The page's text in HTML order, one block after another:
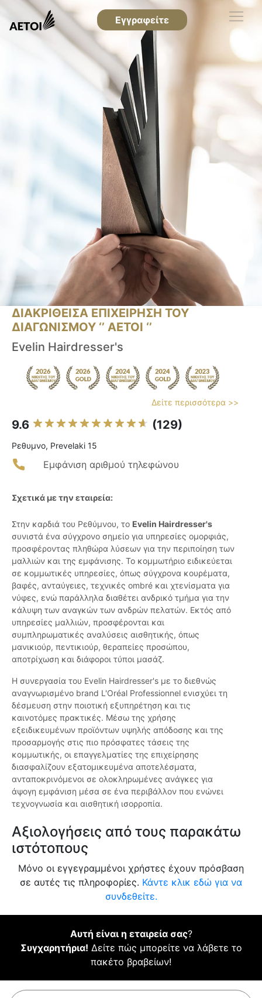
Εγγραφείτε
ΔΙΑΚΡΙΘΕΙΣΑ ΕΠΙΧΕΙΡΗΣΗ ΤΟΥ
ΔΙΑΓΩΝΙΣΜΟΥ ‘’ ΑΕΤΟΙ ‘’
Evelin Hairdresser's
Δείτε περισσότερα >>
9.6 (129)
Ρεθυμνο, Prevelaki 15
Εμφάνιση αριθμού τηλεφώνου
Σχετικά με την εταιρεία:
Στην καρδιά του Ρεθύμνου, το Evelin Hairdresser's
συνιστά ένα σύγχρονο σημείο για υπηρεσίες ομορφιάς,
προσφέροντας πληθώρα λύσεων για την περιποίηση των
μαλλιών και της εμφάνισης. Το κομμωτήριο ειδικεύεται
σε κομμωτικές υπηρεσίες, όπως σύγχρονα κουρέματα,
βαφές, ανταύγειες, τεχνικές ombré και χτενίσματα για
νύφες, ενώ παράλληλα διαθέτει ανδρικό τμήμα για την
κάλυψη των αναγκών των ανδρών πελατών. Εκτός από
υπηρεσίες μαλλιών, προσφέρονται και
συμπληρωματικές αναλύσεις αισθητικής, όπως
μανικιούρ, πεντικιούρ, θεραπείες προσώπου,
αποτρίχωση και διάφοροι τύποι μασάζ.
Η συνεργασία του Evelin Hairdresser's με το διεθνώς
αναγνωρισμένο brand L'Oréal Professionnel ενισχύει τη
δέσμευση στην ποιοτική εξυπηρέτηση και τις
καινοτόμες πρακτικές. Μέσω της χρήσης
εξειδικευμένων προϊόντων υψηλής απόδοσης και της
προσαρμογής στις πιο πρόσφατες τάσεις της
κομμωτικής, οι επαγγελματίες της επιχείρησης
διασφαλίζουν εξατομικευμένα αποτελέσματα,
ανταποκρινόμενοι σε ολοκληρωμένες ανάγκες για
άψογη εμφάνιση μέσα σε ένα περιβάλλον που ενώνει
τεχνογνωσία και αισθητική ισορροπία.
Αξιολογήσεις από τους παρακάτω
ιστότοπους
Μόνο οι εγγεγραμμένοι χρήστες έχουν πρόσβαση
σε αυτές τις πληροφορίες. Κάντε κλικ εδώ για να
συνδεθείτε.
Αυτή είναι η εταιρεία σας?
Συγχαρητήρια! Δείτε πώς μπορείτε να λάβετε το
πακέτο βραβείων!